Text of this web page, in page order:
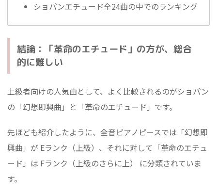
ショパンエチュード全24曲の中でのランキング
結論：「革命のエチュード」の方が、総合
的に難しい
上級者向けの人気曲として、よく比較されるのがショパン
の「幻想即興曲」と「革命のエチュード」です。
先ほども紹介したように、全音ピアノピースでは「幻想即
興曲」が Eランク（上級）、それに対して「革命のエチュ
ード」は Fランク（上級のさらに上） に分類されていま
す。